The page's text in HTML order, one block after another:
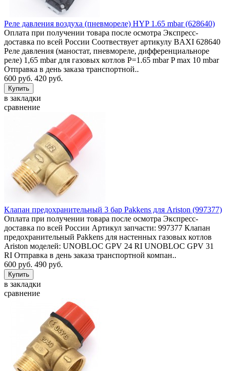
Реле давления воздуха (пневмореле) HYP 1.65 mbar (628640)
Оплата при получении товара после осмотра Экспресс-
доставка по всей России Соотвествует артикулу BAXI 628640
Реле давления (маностат, пневмореле, дифференциальноре
реле) 1,65 mbar для газовых котлов P=1.65 mbar P max 10 mbar
Отправка в день заказа транспортной..
600 руб. 420 руб.
в закладки
сравнение
Клапан предохранительный 3 бар Pakkens для Ariston (997377)
Оплата при получении товара после осмотра Экспресс-
доставка по всей России Артикул запчасти: 997377 Клапан
предохранительный Pakkens для настенных газовых котлов
Ariston моделей: UNOBLOC GPV 24 RI UNOBLOC GPV 31
RI Отправка в день заказа транспортной компан..
600 руб. 490 руб.
в закладки
сравнение